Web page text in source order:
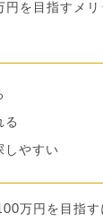
円を目指すメリ
る
しやすい
万円を目指